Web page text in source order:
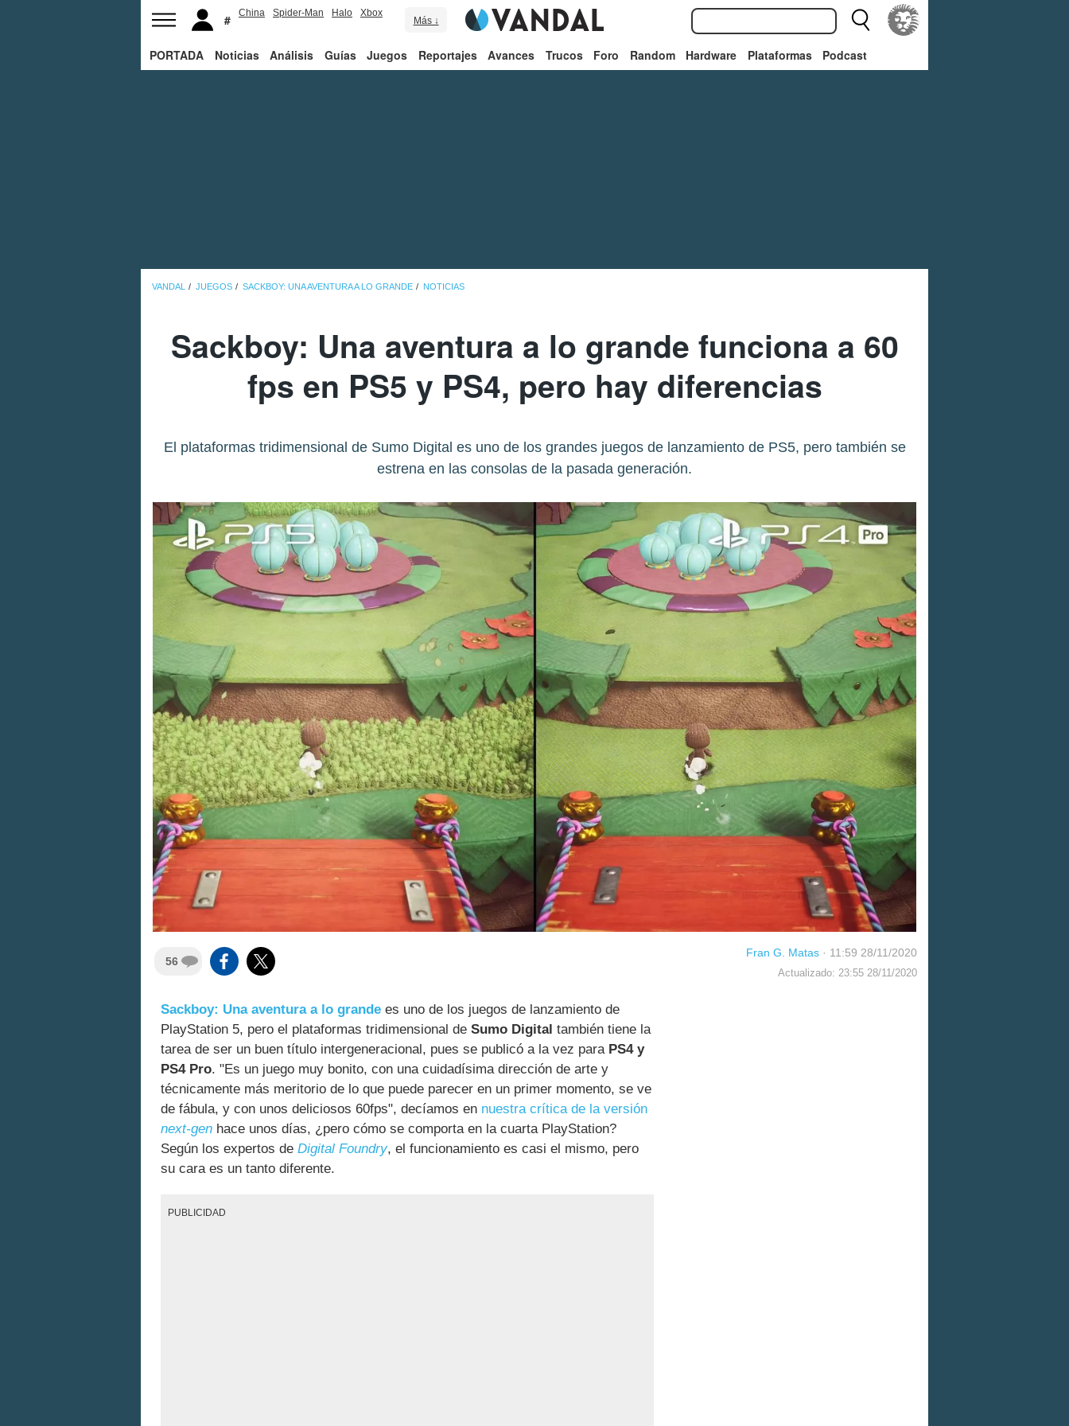
China Spider-Man Halo Xbox
Más ↓
PORTADA Noticias Análisis Guías Juegos Reportajes Avances Trucos Foro Random Hardware Plataformas Podcast
VANDAL JUEGOS SACKBOY: UNA AVENTURA A LO GRANDE NOTICIAS
Sackboy: Una aventura a lo grande funciona a 60
fps en PS5 y PS4, pero hay diferencias
El plataformas tridimensional de Sumo Digital es uno de los grandes juegos de lanzamiento de PS5, pero también se
estrena en las consolas de la pasada generación.
56
Fran G. Matas · 11:59 28/11/2020
Actualizado: 23:55 28/11/2020
Sackboy: Una aventura a lo grande es uno de los juegos de lanzamiento de
PlayStation 5, pero el plataformas tridimensional de Sumo Digital también tiene la
tarea de ser un buen título intergeneracional, pues se publicó a la vez para PS4 y
PS4 Pro. "Es un juego muy bonito, con una cuidadísima dirección de arte y
técnicamente más meritorio de lo que puede parecer en un primer momento, se ve
de fábula, y con unos deliciosos 60fps", decíamos en nuestra crítica de la versión
next-gen hace unos días, ¿pero cómo se comporta en la cuarta PlayStation?
Según los expertos de Digital Foundry, el funcionamiento es casi el mismo, pero
su cara es un tanto diferente.
PUBLICIDAD